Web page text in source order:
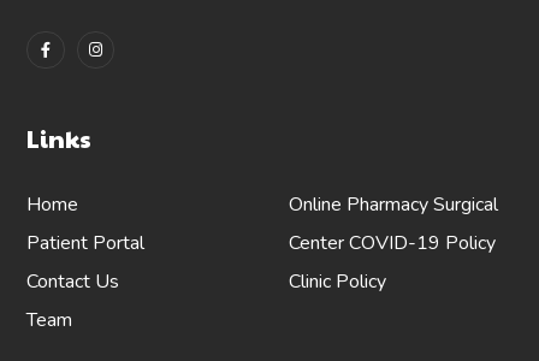
Links
Home
Patient Portal
Contact Us
Team
Online PharmacySurgical
CenterCOVID-19 Policy
Clinic Policy